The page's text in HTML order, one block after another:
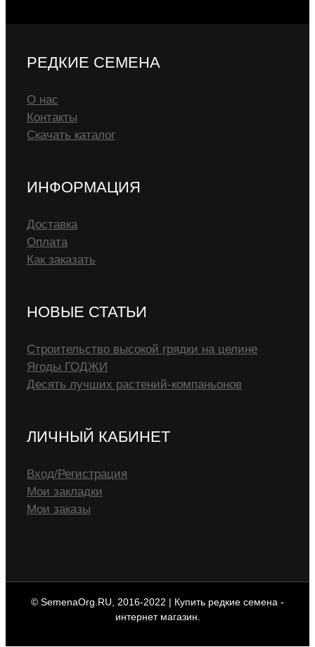
РЕДКИЕ СЕМЕНА
О нас
Контакты
Скачать каталог
ИНФОРМАЦИЯ
Доставка
Оплата
Как заказать
НОВЫЕ СТАТЬИ
Строительство высокой грядки на целине
Ягоды ГОДЖИ
Десять лучших растений-компаньонов
ЛИЧНЫЙ КАБИНЕТ
Вход/Регистрация
Мои закладки
Мои заказы
© SemenaOrg.RU, 2016-2022 | Купить редкие семена -
интернет магазин.